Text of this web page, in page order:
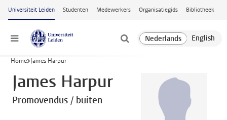
Ga naar hoofdinhoud
Universiteit Leiden Studenten Medewerkers Organisatiegids Bibliotheek
Menu
Home James Harpur
James Harpur
Promovendus / buiten